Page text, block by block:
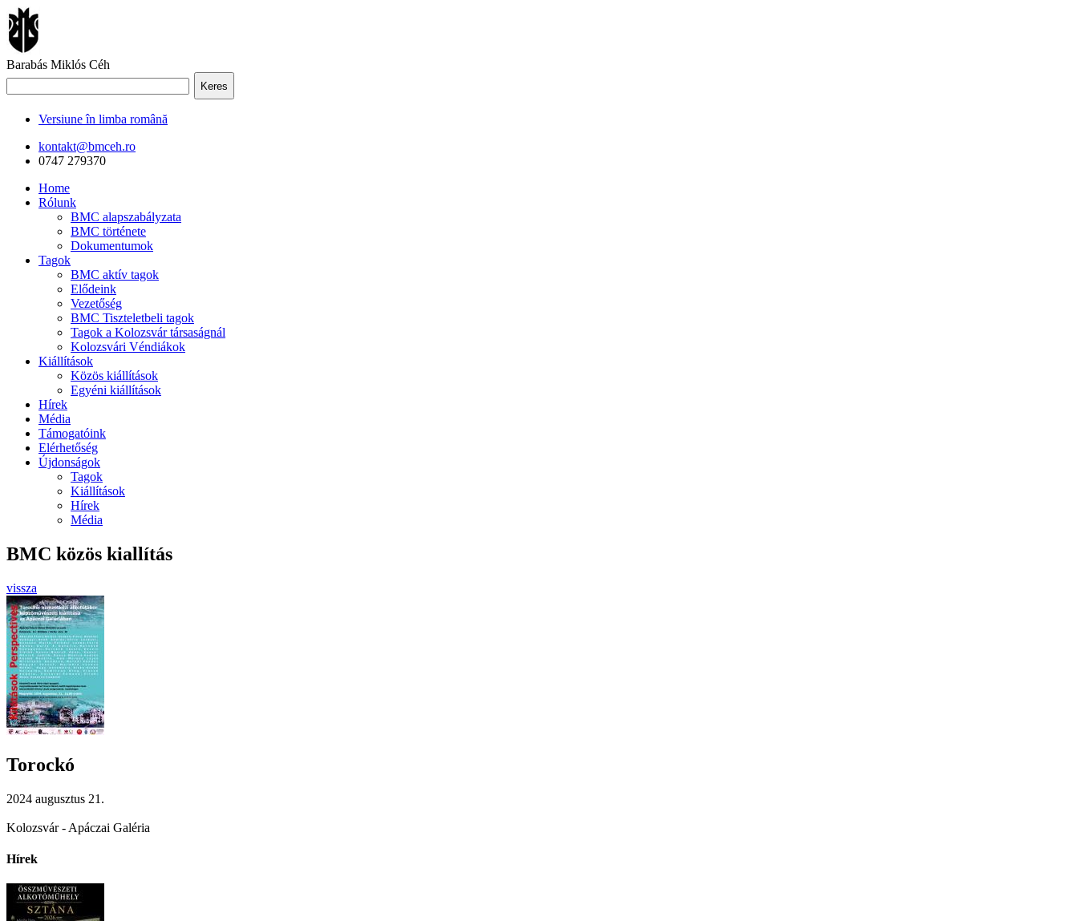
Barabás Miklós Céh
Keres
Versiune în limba română
kontakt@bmceh.ro
0747 279370
Home
Rólunk
BMC alapszabályzata
BMC története
Dokumentumok
Tagok
BMC aktív tagok
Elődeink
Vezetőség
BMC Tiszteletbeli tagok
Tagok a Kolozsvár társaságnál
Kolozsvári Véndiákok
Kiállítások
Közös kiállítások
Egyéni kiállítások
Hírek
Média
Támogatóink
Elérhetőség
Újdonságok
Tagok
Kiállítások
Hírek
Média
BMC közös kiallítás
vissza
Torockó
2024 augusztus 21.
Kolozsvár - Apáczai Galéria
Hírek